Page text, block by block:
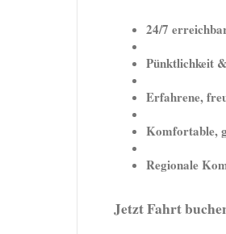
24/7
Pünktlichkeit
Erfahrene,
Komfortable,
Regionale
Jetzt Fahrt